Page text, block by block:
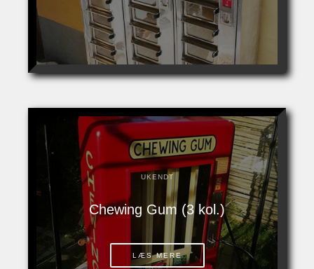
UKENDT
Chewing Gum (3 kol.)
LÆS MERE